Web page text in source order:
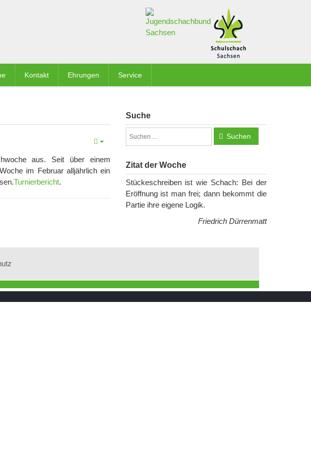
Kontakt Ehrungen Service
aus. Seit über einem
im Februar alljährlich ein
Turnierbericht.
Suche
Suchen
Zitat der Woche
Stückeschreiben ist wie Schach: Bei der
Eröffnung ist man frei; dann bekommt die
Partie ihre eigene Logik.
Friedrich Dürrenmatt